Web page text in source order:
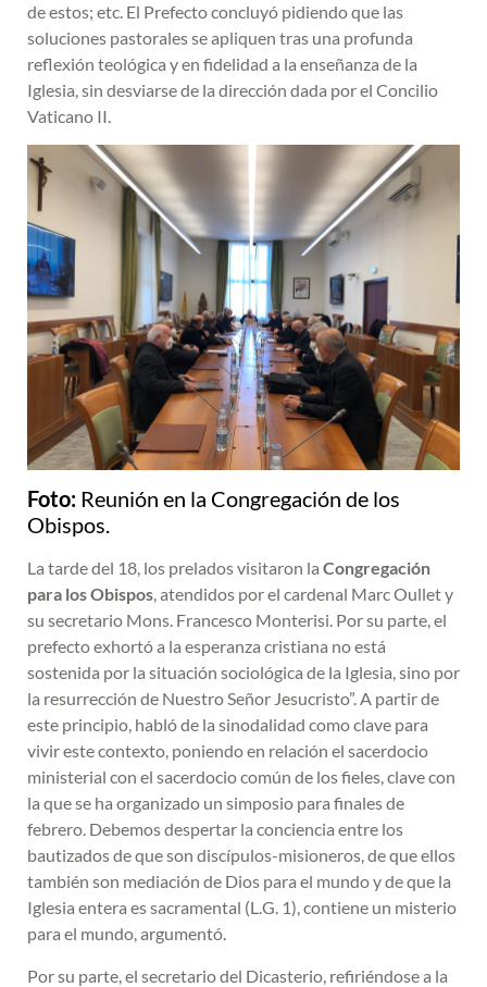
de estos; etc. El Prefecto concluyó pidiendo que las
soluciones pastorales se apliquen tras una profunda
reflexión teológica y en fidelidad a la enseñanza de la
Iglesia, sin desviarse de la dirección dada por el Concilio
Vaticano II.
Foto: Reunión en la Congregación de los
Obispos.
La tarde del 18, los prelados visitaron la Congregación
para los Obispos, atendidos por el cardenal Marc Oullet y
su secretario Mons. Francesco Monterisi. Por su parte, el
prefecto exhortó a la esperanza cristiana no está
sostenida por la situación sociológica de la Iglesia, sino por
la resurrección de Nuestro Señor Jesucristo”. A partir de
este principio, habló de la sinodalidad como clave para
vivir este contexto, poniendo en relación el sacerdocio
ministerial con el sacerdocio común de los fieles, clave con
la que se ha organizado un simposio para finales de
febrero. Debemos despertar la conciencia entre los
bautizados de que son discípulos-misioneros, de que ellos
también son mediación de Dios para el mundo y de que la
Iglesia entera es sacramental (L.G. 1), contiene un misterio
para el mundo, argumentó.
Por su parte, el secretario del Dicasterio, refiriéndose a la